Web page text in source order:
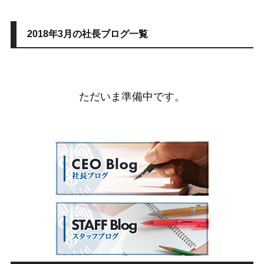
2018年3月の社長ブログ一覧
ただいま準備中です。